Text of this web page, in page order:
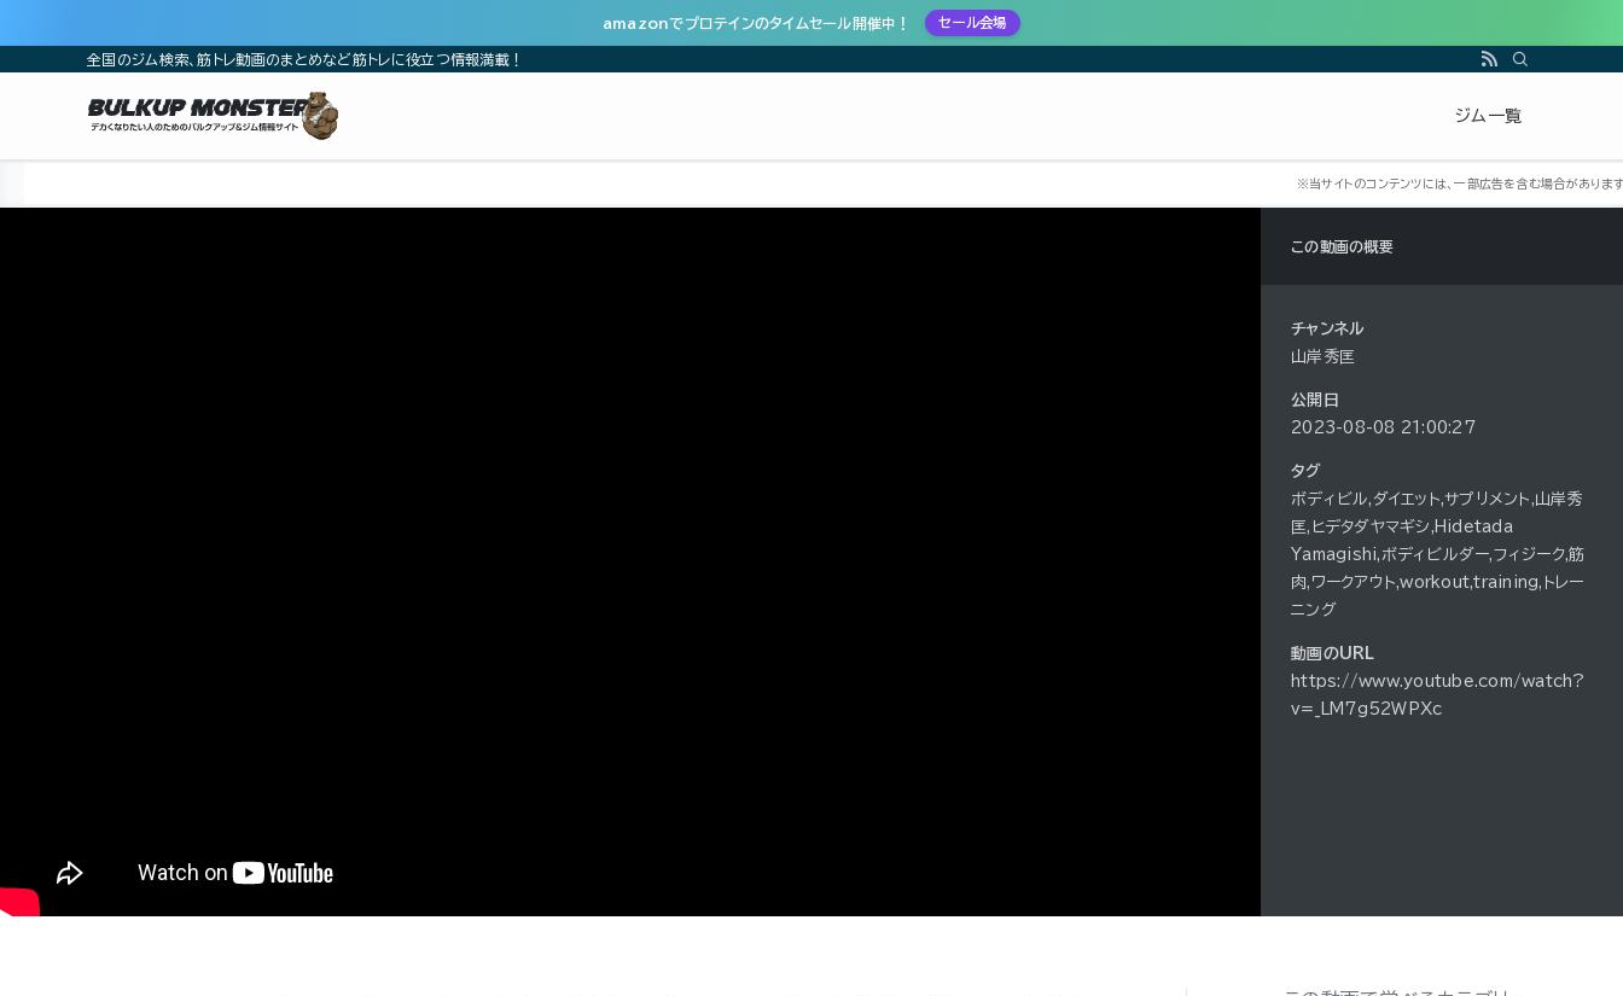
amazonでプロテインのタイムセール開催中！ セール会場
全国のジム検索、筋トレ動画のまとめなど筋トレに役立つ情報満載！
ジム一覧
この動画の概要
チャンネル
山岸秀匡
公開日
2023-08-08 21:00:27
タグ
ボディビル,ダイエット,サプリメント,山岸秀
匡,ヒデタダヤマギシ,Hidetada
Yamagishi,ボディビルダー,フィジーク,筋
肉,ワークアウト,workout,training,トレー
ニング
動画のURL
https://www.youtube.com/watch?
v=_LM7g52WPXc